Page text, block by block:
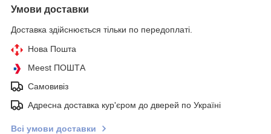
Умови доставки
Доставка здійснюється тільки по передоплаті.
Нова Пошта
Meest ПОШТА
Самовивіз
Адресна доставка кур'єром до дверей по Україні
Всі умови доставки